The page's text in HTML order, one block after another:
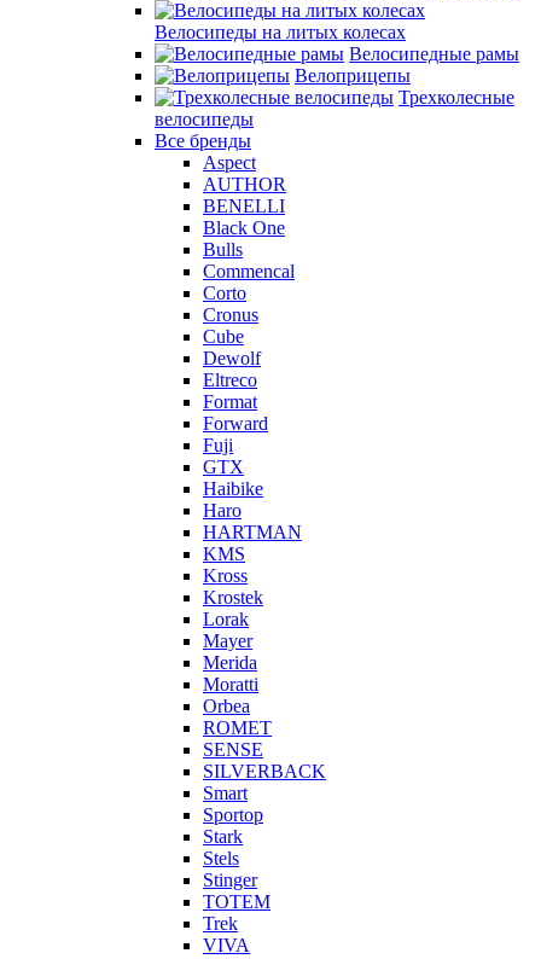
Велосипеды на литых колесах
Велосипедные рамы
Велоприцепы
Трехколесные
велосипеды
Все бренды
Aspect
AUTHOR
BENELLI
Black One
Bulls
Commencal
Corto
Cronus
Cube
Dewolf
Eltreco
Format
Forward
Fuji
GTX
Haibike
Haro
HARTMAN
KMS
Kross
Krostek
Lorak
Mayer
Merida
Moratti
Orbea
ROMET
SENSE
SILVERBACK
Smart
Sportop
Stark
Stels
Stinger
TOTEM
Trek
VIVA